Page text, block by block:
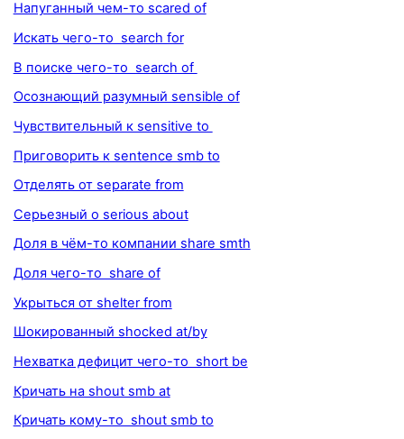
Напуганный чем-то scared of
Искать чего-то search for
В поиске чего-то search of
Осознающий разумный sensible of
Чувствительный к sensitive to
Приговорить к sentence smb to
Отделять от separate from
Серьезный о serious about
Доля в чём-то компании share smth
Доля чего-то share of
Укрыться от shelter from
Шокированный shocked at/by
Нехватка дефицит чего-то short be
Кричать на shout smb at
Кричать кому-то shout smb to